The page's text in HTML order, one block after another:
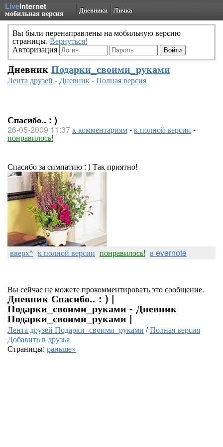
LiveInternet
мобильная версия Дневники Личка
Вы были перенаправлены на мобильную версию
страницы. Вернуться!
Авторизация
Дневник Подарки_своими_руками
Лента друзей -Дневник-Полная версия
Спасибо.. : )
26-05-2009 11:37к комментариям-к полной версии -
понравилось!
Спасибо за симпатию : ) Так приятно!
вверх^ к полной версии понравилось! в evernote
Вы сейчас не можете прокомментировать это сообщение.
Дневник Спасибо.. : ) |
Подарки_своими_руками - Дневник
Подарки_своими_руками |
Лента друзей Подарки_своими_руками /Полная версия
Добавить в друзья
Страницы: раньше»